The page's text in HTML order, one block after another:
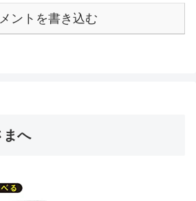
ントを書き込む
まへ